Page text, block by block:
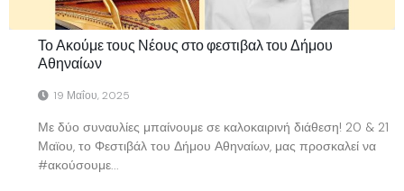
Το Ακούμε τους Νέους στο φεστιβαλ του Δήμου
Αθηναίων
19 Μαΐου, 2025
Με δύο συναυλίες μπαίνουμε σε καλοκαιρινή διάθεση! 20 & 21
Μαϊου, το Φεστιβάλ του Δήμου Αθηναίων, μας προσκαλεί να
#ακούσουμε...